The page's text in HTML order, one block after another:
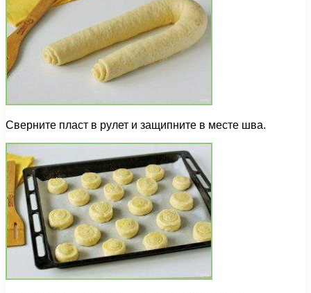
Сверните пласт в рулет и защипните в месте шва.